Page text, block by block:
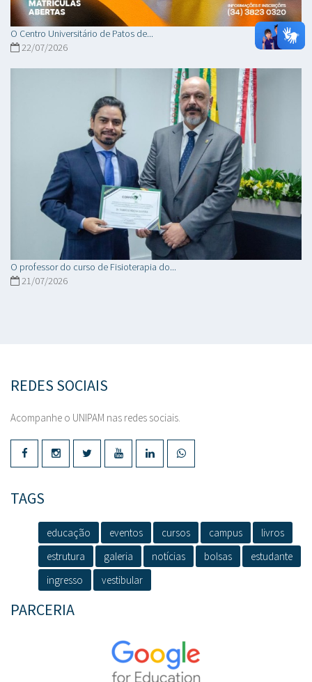
O Centro Universitário de Patos de...
22/07/2026
O professor do curso de Fisioterapia do...
21/07/2026
REDES SOCIAIS
Acompanhe o UNIPAM nas redes sociais.
TAGS
educação eventos cursos campus
livros
estrutura
galeria notícias bolsas
estudante
ingresso
vestibular
PARCERIA